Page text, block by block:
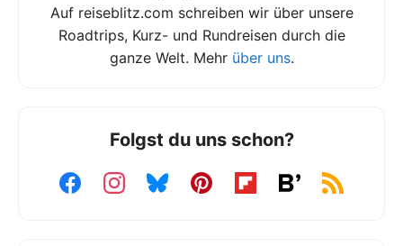
Auf reiseblitz.com schreiben wir über unsere
Roadtrips, Kurz- und Rundreisen durch die
ganze Welt. Mehr über uns.
Folgst du uns schon?